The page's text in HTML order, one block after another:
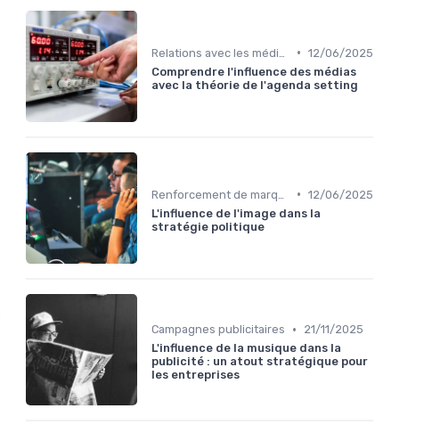
• 12/06/2025
Comprendre l'influence des médias
avec la théorie de l'agenda setting
• 12/06/2025
L'influence de l'image dans la
stratégie politique
Campagnes publicitaires •
21/11/2025
L'influence de la musique dans la
publicité : un atout stratégique pour
les entreprises